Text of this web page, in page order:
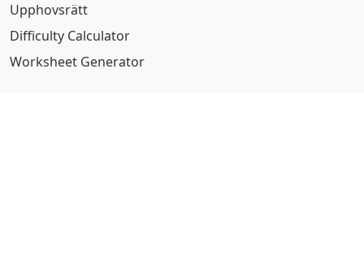
Upphovsrätt
Difficulty Calculator
Worksheet Generator